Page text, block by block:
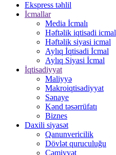
Ekspress təhlil
İcmallar
Media İcmalı
Həftəlik iqtisadi icmal
Həftəlik siyasi icmal
Aylıq İqtisadi İcmal
Aylıq Siyasi İcmal
İqtisadiyyat
Maliyyə
Makroiqtisadiyyat
Sənaye
Kənd təsərrüfatı
Biznes
Daxili siyasət
Qanunvericilik
Dövlət quruculuğu
Cəmiyyət